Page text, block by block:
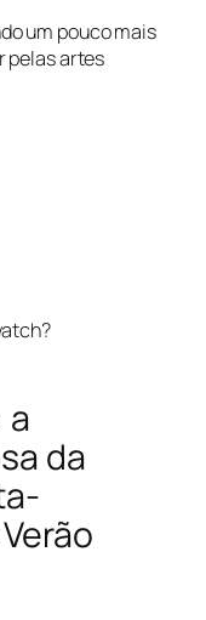
um pouco mais
pelas artes
a
da